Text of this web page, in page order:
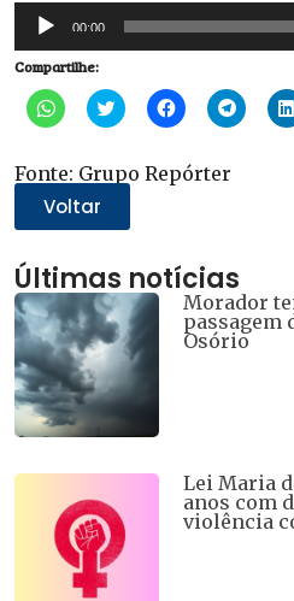
Tocador
áudio
00:00
Compartilhe:
Clique
para
WhatsApp(abre
em
nova
janela)
Clique
para
Twitter(abre
em
Clique
para
Facebook(abre
em
Clique
para
Fonte: Grupo Repórter
Voltar
Últimas notícias
Morador
passagem
Osório
Lei Maria
anos com
violência